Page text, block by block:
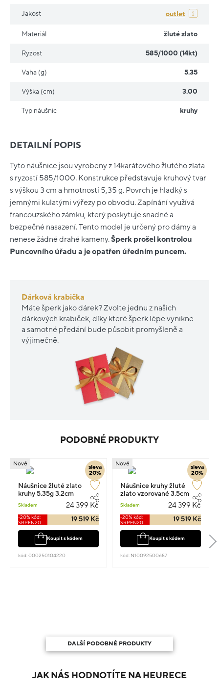
DETAILNÍ POPIS
Tyto náušnice jsou vyrobeny z 14karátového žlutého zlata
s ryzostí 585/1000. Konstrukce představuje kruhový tvar
s výškou 3 cm a hmotností 5,35 g. Povrch je hladký s
jemnými kulatými výřezy po obvodu. Zapínání využívá
francouzského zámku, který poskytuje snadné a
bezpečné nasazení. Tento model je určený pro dámy a
nenese žádné drahé kameny.Šperk prošel kontrolou
Puncovního úřadu a je opatřen úředním puncem.
Dárková krabička
Máte šperk jako dárek? Zvolte jednu z našich
dárkových krabiček, díky které šperk lépe vynikne
a samotné předání bude působit promyšleně a
výjimečně.
Jakost outlet
Materiál žluté zlato
Ryzost 585/1000 (14kt)
Vaha (g) 5.35
Výška (cm) 3.00
Typ náušnic kruhy
PODOBNÉ PRODUKTY
sleva
20%
Nové
Náušnice žluté zlato
kruhy 5.35g 3.2cm
Skladem 24 399 Kč
-20% kód:
SRPEN20
19 519 Kč
Koupit s kódem
kód: 000250104220
sleva
20%
Nové
Náušnice kruhy žluté
zlato vzorované 3.5cm
Skladem 24 399 Kč
-20% kód:
SRPEN20
19 519 Kč
Koupit s kódem
kód: N10092500687
DALŠÍ PODOBNÉ PRODUKTY
JAK NÁS HODNOTÍTE NA HEURECE